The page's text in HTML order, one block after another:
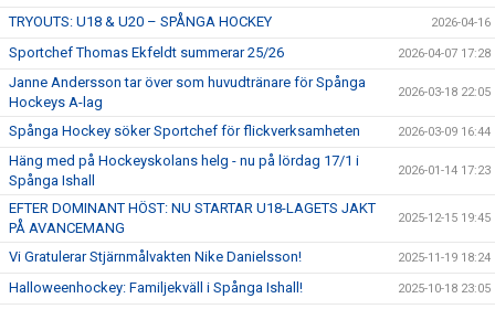
TRYOUTS: U18 & U20 – SPÅNGA HOCKEY 2026-04-16
Sportchef Thomas Ekfeldt summerar 25/26 2026-04-07 17:28
Janne Andersson tar över som huvudtränare för Spånga
Hockeys A-lag
2026-03-18 22:05
Spånga Hockey söker Sportchef för flickverksamheten 2026-03-09 16:44
Häng med på Hockeyskolans helg - nu på lördag 17/1 i
Spånga Ishall
2026-01-14 17:23
EFTER DOMINANT HÖST: NU STARTAR U18-LAGETS JAKT
PÅ AVANCEMANG
2025-12-15 19:45
Vi Gratulerar Stjärnmålvakten Nike Danielsson! 2025-11-19 18:24
Halloweenhockey: Familjekväll i Spånga Ishall! 2025-10-18 23:05